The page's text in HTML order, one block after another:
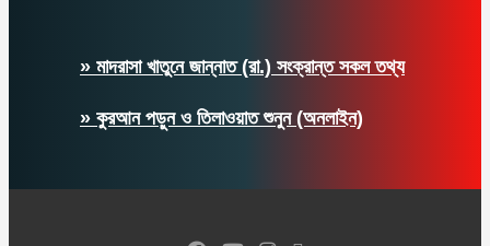
» মাদরাসা খাতুনে জান্নাত (রা.) সংক্রান্ত সকল তথ্য
» কুরআন পড়ুন ও তিলাওয়াত শুনুন (অনলাইন)